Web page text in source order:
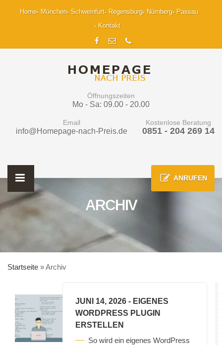
Home München Schweinfurt Regensburg Nürnberg
Passau
Kontakt
Öffnungszeiten
Mo - Sa: 09.00 - 20.00
Email
info@Homepage-nach-Preis.de
Kostenlose Beratung
0851 - 204 269 14
ANRUFEN
ARCHIV
Startseite »Archiv
JUNI 14, 2026 - EIGENES
WORDPRESS PLUGIN
ERSTELLEN
So wird ein eigenes WordPress